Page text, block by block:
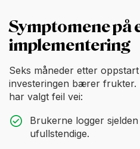
Symptomene på
implementering
Seks måneder etter
investeringen bærer frukter.
har valgt feil vei:
Brukerne logger
ufullstendige.